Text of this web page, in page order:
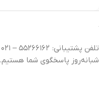
تلفن پشتیبانی: ۵۵۲۶۶۱۶۲ – ۰۲۱
شبانه‌روز پاسخگوی شما هستیم.